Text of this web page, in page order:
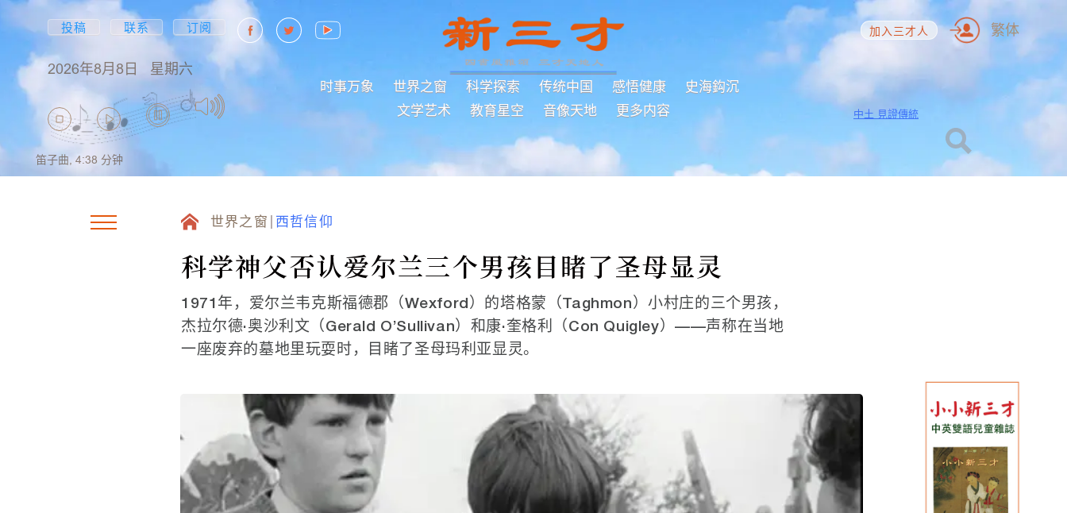
投稿 联系 订阅
2026年8月8日 星期六
时事万象 世界之窗 科学探索 传统中国 感悟健康
史海鈎沉
文学艺术
教育星空 音像天地 更多内容
加入三才人 繁体
中土 見證傳統
笛子曲, 4:38 分钟
世界之窗 西哲信仰
科学神父否认爱尔兰三个男孩目睹了圣母显灵
1971年，爱尔兰韦克斯福德郡（Wexford）的塔格蒙（Taghmon）小村庄的三个男孩，
杰拉尔德·奥沙利文（Gerald O’Sullivan）和康·奎格利（Con Quigley）——声称在当地
一座废弃的墓地里玩耍时，目睹了圣母玛利亚显灵。